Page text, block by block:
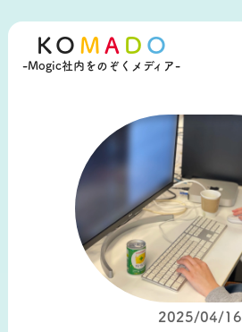
KO M A D O
-Mogic社内をのぞくメディア-
2025/04/16